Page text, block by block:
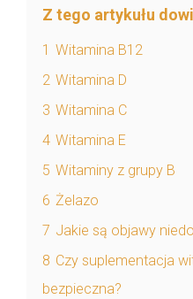
Z tego artykułu
1 Witamina B12
2 Witamina D
3 Witamina C
4 Witamina E
5 Witaminy z grupy B
6 Żelazo
7 Jakie są objawy
8 Czy suplementacja
bezpieczna?